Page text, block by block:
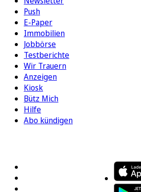
Push
E-Paper
Immobilien
Jobbörse
Testberichte
Wir Trauern
Anzeigen
Kiosk
Bütz Mich
Hilfe
Abo kündigen